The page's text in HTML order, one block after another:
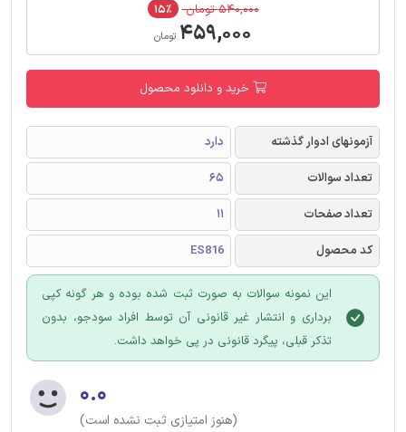
۵۴۰,۰۰۰ تومان ۱۵٪
۴۵۹,۰۰۰ تومان
خرید و دانلود محصول
آزمونهای ادوار گذشته
دارد
تعداد سوالات
65
تعداد صفحات
11
کد محصول
ES816
این نمونه سوالات به صورت ثبت شده بوده و هر گونه کپی
برداری و انتشار غیر قانونی آن توسط افراد سودجو، بدون
تذکر قبلی، پیگرد قانونی در پی خواهد داشت.
۰.۰
(هنوز امتیازی ثبت نشده است)